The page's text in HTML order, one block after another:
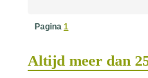
Pagina 1
Altijd meer dan